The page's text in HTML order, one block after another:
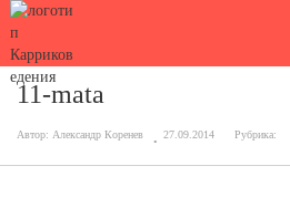
11-mata
Автор: Александр Коренев 27.09.2014 Рубрика: